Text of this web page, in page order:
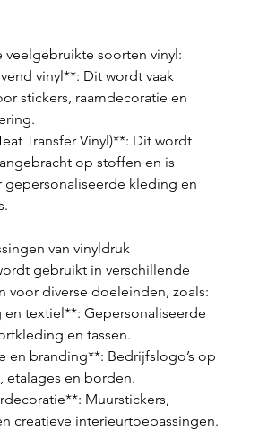
veelgebruikte soorten vinyl:
vinyl**: Dit wordt vaak
stickers, raamdecoratie en
Transfer Vinyl)**: Dit wordt
op stoffen en is
gepersonaliseerde kleding en
van vinyldruk
gebruikt in verschillende
voor diverse doeleinden, zoals:
textiel**: Gepersonaliseerde
en tassen.
en branding**: Bedrijfslogo’s op
etalages en borden.
Muurstickers,
creatieve interieurtoepassingen.